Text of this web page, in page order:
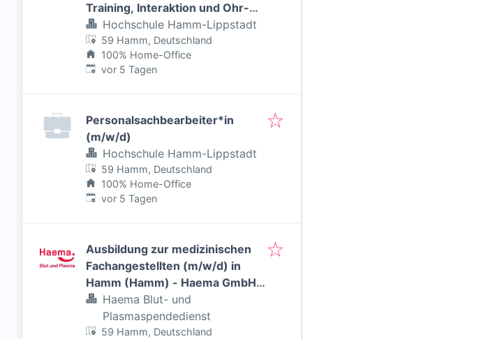
Training, Interaktion und Ohr-
Nutzung (AKTION)“
Hochschule Hamm-Lippstadt
59 Hamm, Deutschland
100% Home-Office
Veröffentlicht:
vor 5 Tagen
Personalsachbearbeiter*in
(m/w/d)
Hochschule Hamm-Lippstadt
59 Hamm, Deutschland
100% Home-Office
Veröffentlicht:
vor 5 Tagen
Ausbildung zur medizinischen
Fachangestellten (m/w/d) in
Hamm (Hamm) - Haema GmbH -
Inklusiver Job
Haema Blut- und
Plasmaspendedienst
59 Hamm, Deutschland